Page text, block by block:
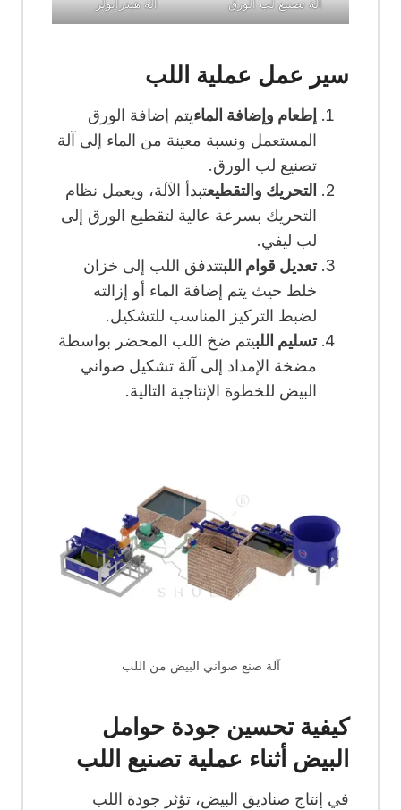
آلة تصنيع لب الورق آلة هيدرابولر
سير عمل عملية اللب
إطعام وإضافة الماءيتم إضافة الورق
المستعمل ونسبة معينة من الماء إلى آلة
تصنيع لب الورق.
التحريك والتقطيعتبدأ الآلة، ويعمل نظام
التحريك بسرعة عالية لتقطيع الورق إلى
لب ليفي.
تعديل قوام اللبتتدفق اللب إلى خزان
خلط حيث يتم إضافة الماء أو إزالته
لضبط التركيز المناسب للتشكيل.
تسليم اللبيتم ضخ اللب المحضر بواسطة
مضخة الإمداد إلى آلة تشكيل صواني
البيض للخطوة الإنتاجية التالية.
آلة صنع صواني البيض من اللب
كيفية تحسين جودة حوامل
البيض أثناء عملية تصنيع اللب
في إنتاج صناديق البيض، تؤثر جودة اللب